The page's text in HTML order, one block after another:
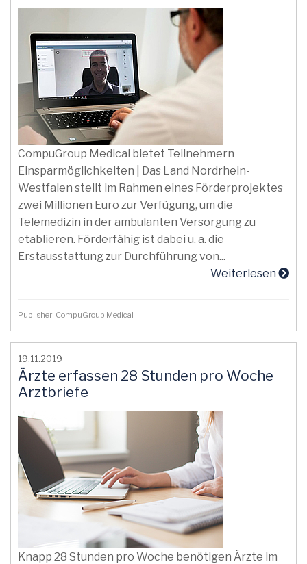
CompuGroup Medical bietet Teilnehmern
Einsparmöglichkeiten | Das Land Nordrhein-
Westfalen stellt im Rahmen eines Förderprojektes
zwei Millionen Euro zur Verfügung, um die
Telemedizin in der ambulanten Versorgung zu
etablieren. Förderfähig ist dabei u. a. die
Erstausstattung zur Durchführung von...
Weiterlesen
Publisher: CompuGroup Medical
19.11.2019
Ärzte erfassen 28 Stunden pro Woche
Arztbriefe
Knapp 28 Stunden pro Woche benötigen Ärzte im